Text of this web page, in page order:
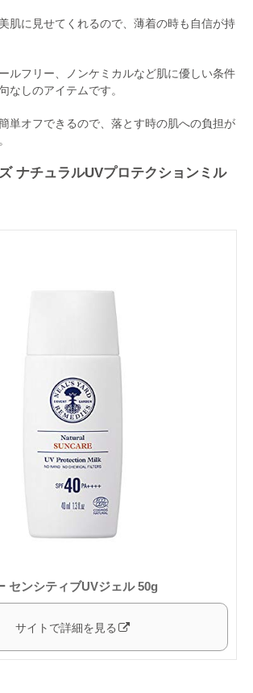
肌に見せてくれるので、薄着の時も自信が持
ルフリー、ノンケミカルなど肌に優しい条件
なしのアイテムです。
単オフできるので、落とす時の肌への負担が
ナチュラルUVプロテクションミル
センシティブUVジェル 50g
サイトで詳細を見る